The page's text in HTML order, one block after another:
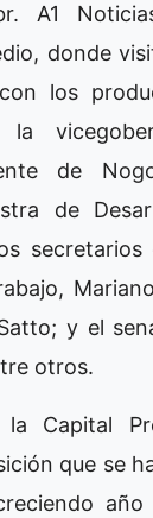
A1
donde
los
la
de
de
secretarios
y el
otros.
la Capital
que se